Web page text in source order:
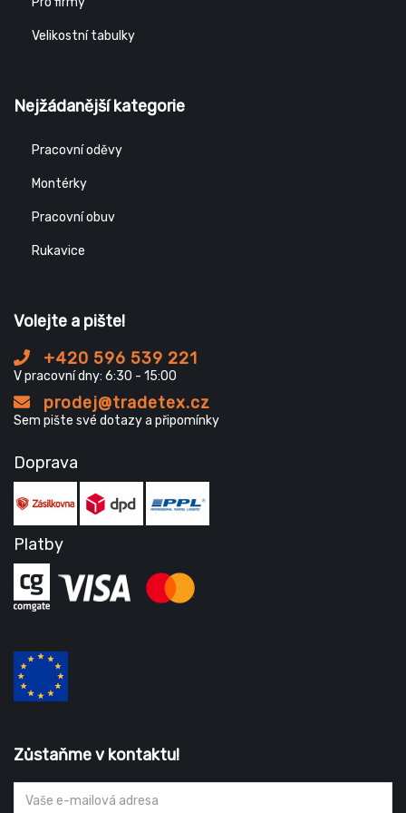
Velikostní tabulky
Nejžádanější kategorie
Pracovní oděvy
Montérky
Pracovní obuv
Rukavice
Volejte a pište!
+420 596 539 221
V pracovní dny: 6:30 - 15:00
prodej@tradetex.cz
Sem pište své dotazy a připomínky
Doprava
Platby
Zůstaňme v kontaktu!